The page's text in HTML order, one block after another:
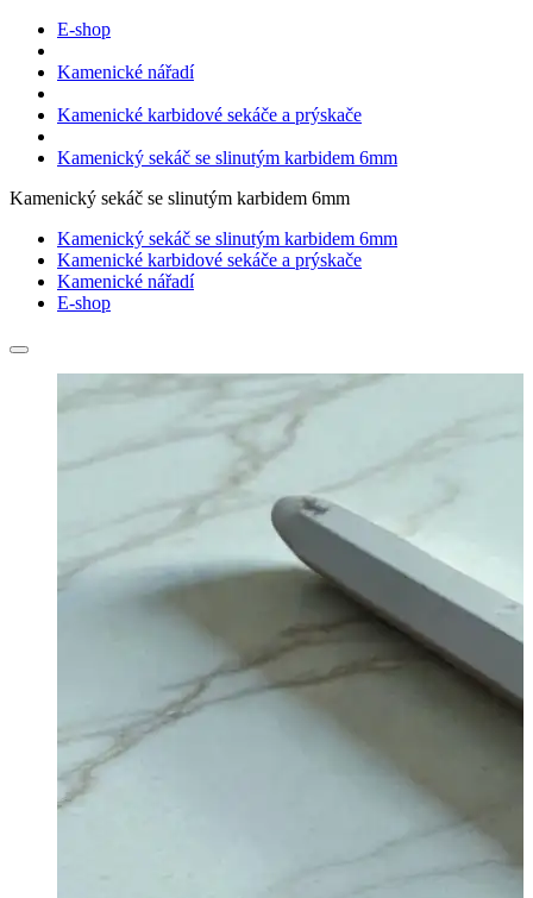
E-shop
Kamenické nářadí
Kamenické karbidové sekáče a prýskače
Kamenický sekáč se slinutým karbidem 6mm
Kamenický sekáč se slinutým karbidem 6mm
Kamenický sekáč se slinutým karbidem 6mm
Kamenické karbidové sekáče a prýskače
Kamenické nářadí
E-shop